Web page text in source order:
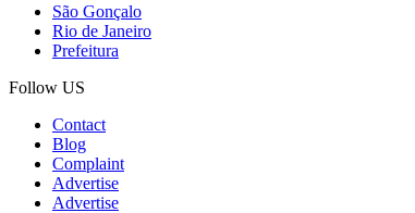
São Gonçalo
Rio de Janeiro
Prefeitura
Follow US
Contact
Blog
Complaint
Advertise
Advertise